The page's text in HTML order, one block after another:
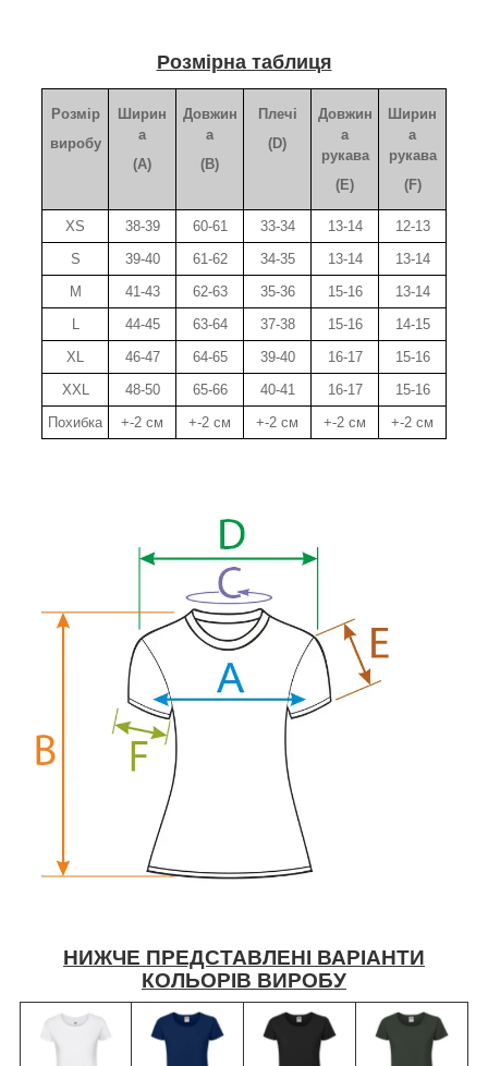
Розмірна таблиця
Розмір
виробу
Ширин
а
(A)
Довжин
а
(B)
Плечі
(D)
Довжин
а
рукава
(E)
Ширин
а
рукава
(F)
XS 38-39 60-61 33-34 13-14
12-13
S
39-40 61-62 34-35 13-14
13-14
M
41-43 62-63 35-36 15-16
13-14
L
44-45 63-64 37-38 15-16
14-15
XL
46-47 64-65 39-40 16-17
15-16
XXL
48-50 65-66 40-41 16-17
15-16
Похибка
+-2 см +-2 см +-2 см +-2 см +-2 см
НИЖЧЕ ПРЕДСТАВЛЕНІ ВАРІАНТИ
КОЛЬОРІВ ВИРОБУ